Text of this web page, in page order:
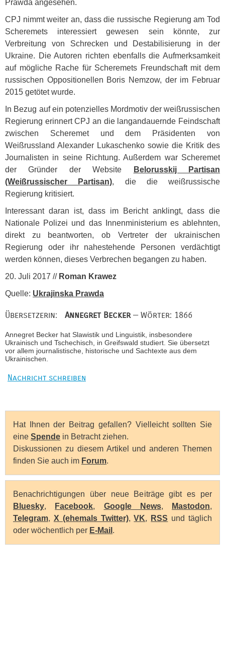
Prawda angesehen.
CPJ nimmt weiter an, dass die russische Regierung am Tod
Scheremets interessiert gewesen sein könnte, zur
Verbreitung von Schrecken und Destabilisierung in der
Ukraine. Die Autoren richten ebenfalls die Aufmerksamkeit
auf mögliche Rache für Scheremets Freundschaft mit dem
russischen Oppositionellen Boris Nemzow, der im Februar
2015 getötet wurde.
In Bezug auf ein potenzielles Mordmotiv der weißrussischen
Regierung erinnertCPJ an die langandauernde Feindschaft
zwischen Scheremet und dem Präsidenten von
Weißrussland Alexander Lukaschenko sowie die Kritik des
Journalisten in seine Richtung. Außerdem war Scheremet
der Gründer der Website
Belorusskij Partisan
(Weißrussischer Partisan), die die weißrussische
Regierung kritisiert.
Interessant daran ist, dass im Bericht anklingt, dass die
Nationale Polizei und das Innenministerium es ablehnten,
direkt zu beantworten, ob Vertreter der ukrainischen
Regierung oder ihr nahestehende Personen verdächtigt
werden können, dieses Verbrechen begangen zu haben.
20. Juli 2017 // Roman Krawez
Quelle: Ukrajinska Prawda
Übersetzerin: Annegret Becker— Wörter: 1866
Annegret Becker hat Slawistik und Linguistik, insbesondere
Ukrainisch und Tschechisch, in Greifswald studiert. Sie übersetzt
vor allem journalistische, historische und Sachtexte aus dem
Ukrainischen.
Nachricht schreiben
Hat Ihnen der Beitrag gefallen? Vielleicht sollten Sie
eine Spende in Betracht ziehen.
Diskussionen zu diesem Artikel und anderen Themen
finden Sie auch im Forum.
Benachrichtigungen über neue Beiträge gibt es per
Bluesky, Facebook, Google News, Mastodon,
Telegram, X (ehemals Twitter),VK, RSS und täglich
oder wöchentlich per E-Mail .